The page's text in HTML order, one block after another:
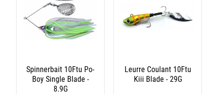
Spinnerbait 10Ftu Po-
Boy Single Blade -
8.9G
Leurre Coulant 10Ftu
Kiii Blade - 29G